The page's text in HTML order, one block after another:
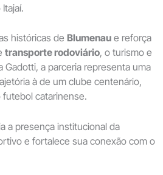
históricas de Blumenaue reforça
transporte rodoviário, o turismo e
Gadotti, a parceria representa uma
à de um clube centenário,
catarinense.
a presença institucional da
e fortalece sua conexão com o